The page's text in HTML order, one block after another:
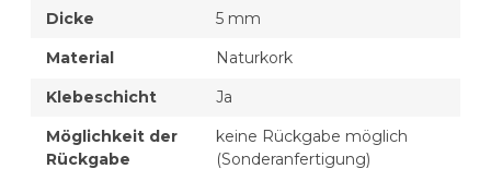
Dicke
5 mm
Material
Naturkork
Klebeschicht
Ja
Möglichkeit der
Rückgabe
keine Rückgabe möglich
(Sonderanfertigung)